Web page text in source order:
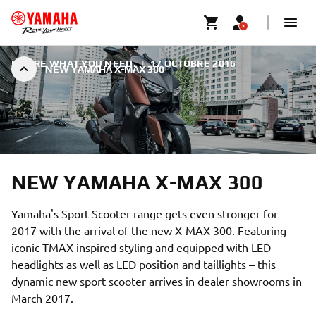
NEW YAMAHA X-MAX 300
DESIRE WHAT YOU NEED. | 17 OCTOBRE 2016
NEW YAMAHA X-MAX 300
Yamaha's Sport Scooter range gets even stronger for
2017 with the arrival of the new X-MAX 300. Featuring
iconic TMAX inspired styling and equipped with LED
headlights as well as LED position and taillights – this
dynamic new sport scooter arrives in dealer showrooms in
March 2017.